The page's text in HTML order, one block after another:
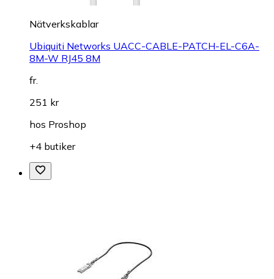
Nätverkskablar
Ubiquiti Networks UACC-CABLE-PATCH-EL-C6A-
8M-W RJ45 8M
fr.
251 kr
hos Proshop
+4 butiker